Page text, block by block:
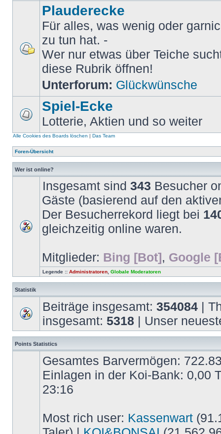
Plauderecke
Für alles, was wenig oder
zu tun hat. -
Wer nur etwas über Teiche
diese Rubrik öffnen!
Unterforum: Glückwünsche
Spiel-Ecke
Lotterie, Aktien und so weiter
Alle Cookies des Boards löschen | Das Team
Foren-Übersicht
Wer ist online?
Insgesamt sind 343 Besucher
Gäste (basierend auf den
Der Besucherrekord liegt bei
gleichzeitig online waren.
Mitglieder: Bing [Bot], Google
Legende :: Administratoren Globale Moderatoren
Statistik
Beiträge insgesamt: 354084 |
insgesamt: 5318 | Unser
Points Statistics
Gesamtes Barvermögen:
Einlagen in der Koi-Bank: 0,00
23:16
Most rich user: Kassenwart